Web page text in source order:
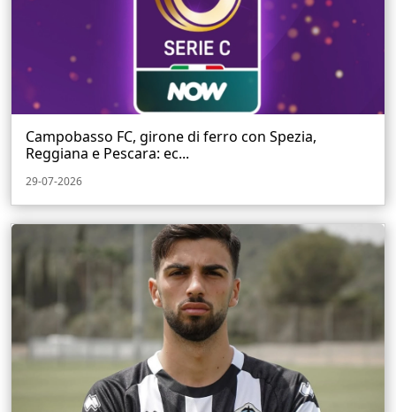
Campobasso FC, girone di ferro con Spezia,
Reggiana e Pescara: ec...
29-07-2026